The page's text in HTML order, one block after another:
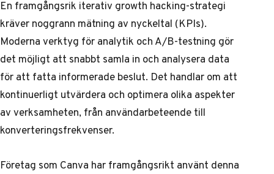
En framgångsrik iterativ growth hacking-strategi
kräver noggrann mätning av nyckeltal (KPIs).
Moderna verktyg för analytik och A/B-testning gör
det möjligt att snabbt samla in och analysera data
för att fatta informerade beslut. Det handlar om att
kontinuerligt utvärdera och optimera olika aspekter
av verksamheten, från användarbeteende till
konverteringsfrekvenser.
Företag som Canva har framgångsrikt använt denna